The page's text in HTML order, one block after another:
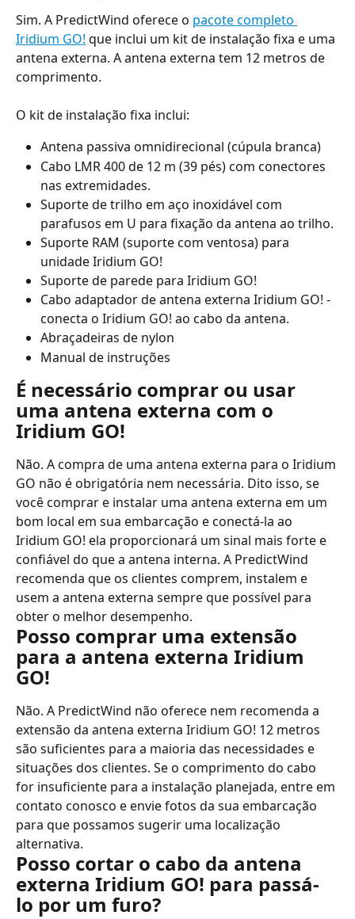
Sim. A PredictWind oferece o pacote completo
Iridium GO! que inclui um kit de instalação fixa e uma
antena externa. A antena externa tem 12 metros de
comprimento.
O kit de instalação fixa inclui:
Antena passiva omnidirecional (cúpula branca)
Cabo LMR 400 de 12 m (39 pés) com conectores
nas extremidades.
Suporte de trilho em aço inoxidável com
parafusos em U para fixação da antena ao trilho.
Suporte RAM (suporte com ventosa) para
unidade Iridium GO!
Suporte de parede para Iridium GO!
Cabo adaptador de antena externa Iridium GO! -
conecta o Iridium GO! ao cabo da antena.
Abraçadeiras de nylon
Manual de instruções
É necessário comprar ou usar
uma antena externa com o
Iridium GO!
Não. A compra de uma antena externa para o Iridium
GO não é obrigatória nem necessária. Dito isso, se
você comprar e instalar uma antena externa em um
bom local em sua embarcação e conectá-la ao
Iridium GO! ela proporcionará um sinal mais forte e
confiável do que a antena interna. A PredictWind
recomenda que os clientes comprem, instalem e
usem a antena externa sempre que possível para
obter o melhor desempenho.
Posso comprar uma extensão
para a antena externa Iridium
GO!
Não. A PredictWind não oferece nem recomenda a
extensão da antena externa Iridium GO! 12 metros
são suficientes para a maioria das necessidades e
situações dos clientes. Se o comprimento do cabo
for insuficiente para a instalação planejada, entre em
contato conosco e envie fotos da sua embarcação
para que possamos sugerir uma localização
alternativa.
Posso cortar o cabo da antena
externa Iridium GO! para passá-
lo por um furo?